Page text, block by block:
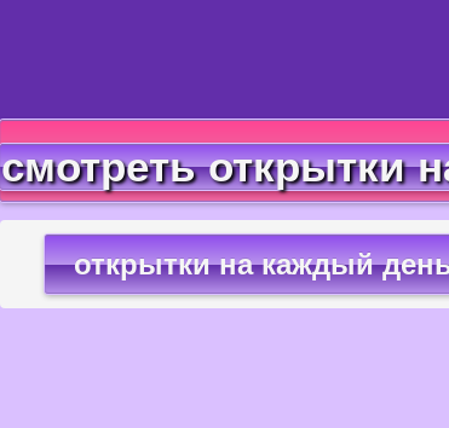
смотреть открытки
открытки на каждый